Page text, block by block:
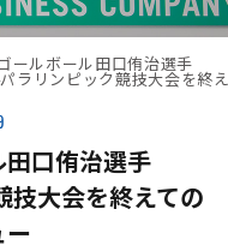
ールボール田口侑治選手
ラリンピック競技大会を終
口侑治選手
大会を終えての
ー